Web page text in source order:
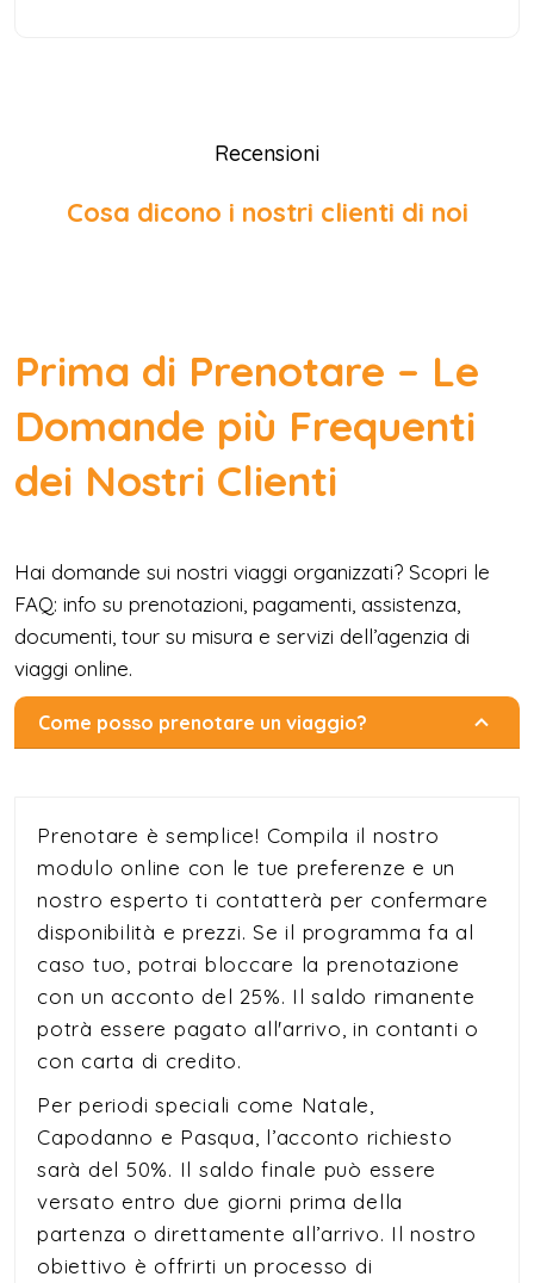
Recensioni
Cosa dicono i nostri clienti di noi
Prima di Prenotare – Le
Domande più Frequenti
dei Nostri Clienti
Hai domande sui nostri viaggi organizzati? Scopri le
FAQ: info su prenotazioni, pagamenti, assistenza,
documenti, tour su misura e servizi dell’agenzia di
viaggi online.
Come posso prenotare un viaggio?
Prenotare è semplice! Compila il nostro
modulo online con le tue preferenze e un
nostro esperto ti contatterà per confermare
disponibilità e prezzi. Se il programma fa al
caso tuo, potrai bloccare la prenotazione
con un acconto del 25%. Il saldo rimanente
potrà essere pagato all'arrivo, in contanti o
con carta di credito.
Per periodi speciali come Natale,
Capodanno e Pasqua, l’acconto richiesto
sarà del 50%. Il saldo finale può essere
versato entro due giorni prima della
partenza o direttamente all’arrivo. Il nostro
obiettivo è offrirti un processo di